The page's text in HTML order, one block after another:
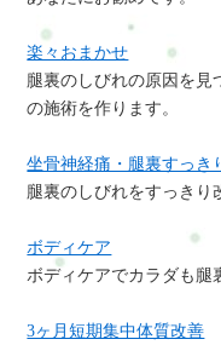
楽々おまかせ
腿裏のしびれの原因を見
の施術を作ります。
坐骨神経痛・腿裏すっき
腿裏のしびれをすっきり
ボディケア
ボディケアでカラダも
3ヶ月短期集中体質改善